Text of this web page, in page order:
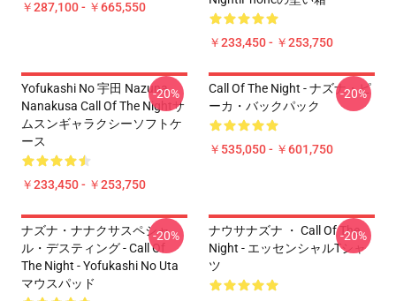
￥287,100 - ￥665,550
￥233,450 - ￥253,750
Yofukashi No 宇田 Nazuna
Nanakusa Call Of The Nightサ
ムスンギャラクシーソフトケ
ース
￥233,450 - ￥253,750
-20%
Call Of The Night - ナズナ・ピ
ーカ・バックパック
￥535,050 - ￥601,750
-20%
ナズナ・ナナクサスペシャ
ル・デスティング - Call Of
The Night - Yofukashi No Uta
マウスパッド
-20%
ナウサナズナ ・ Call Of The
Night - エッセンシャルTシャ
ツ
-20%